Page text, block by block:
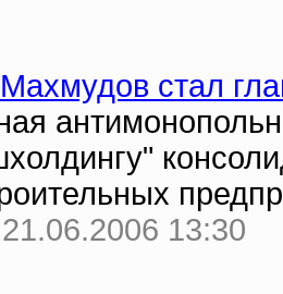
стал
13:30